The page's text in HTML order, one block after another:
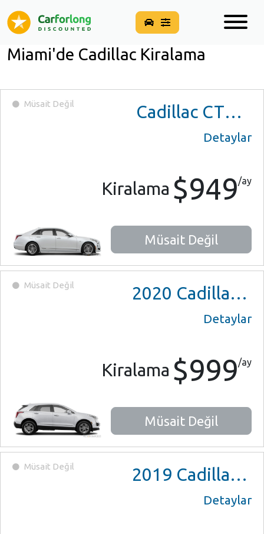
Miami'de Cadillac Kiralama
Müsait Değil Cadillac CT6 Plug-In Hybrid
Detaylar
Kiralama $949/ay
Müsait Değil
Müsait Değil 2020 Cadillac XT5
Detaylar
Kiralama $999/ay
Müsait Değil
Müsait Değil 2019 Cadillac ATS Coupe
Detaylar